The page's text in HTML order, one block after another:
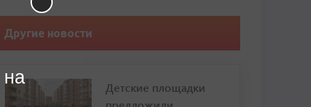
Другие новости
Детские площадки